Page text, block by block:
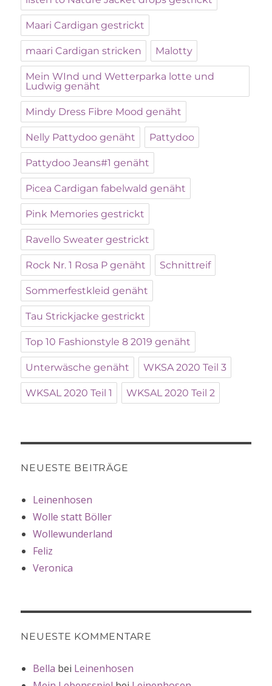
Maari Cardigan gestrickt
maari Cardigan stricken Malotty
Mein WInd und Wetterparka lotte und
Ludwig genäht
Mindy Dress Fibre Mood genäht
Nelly Pattydoo genäht Pattydoo
Pattydoo Jeans#1 genäht
Picea Cardigan fabelwald genäht
Pink Memories gestrickt
Ravello Sweater gestrickt
Rock Nr. 1 Rosa P genäht Schnittreif
Sommerfestkleid genäht
Tau Strickjacke gestrickt
Top 10 Fashionstyle 8 2019 genäht
Unterwäsche genäht WKSA 2020 Teil 3
WKSAL 2020 Teil 1 WKSAL 2020 Teil 2
NEUESTE BEITRÄGE
Leinenhosen
Wolle statt Böller
Wollewunderland
Feliz
Veronica
NEUESTE KOMMENTARE
Bella bei Leinenhosen